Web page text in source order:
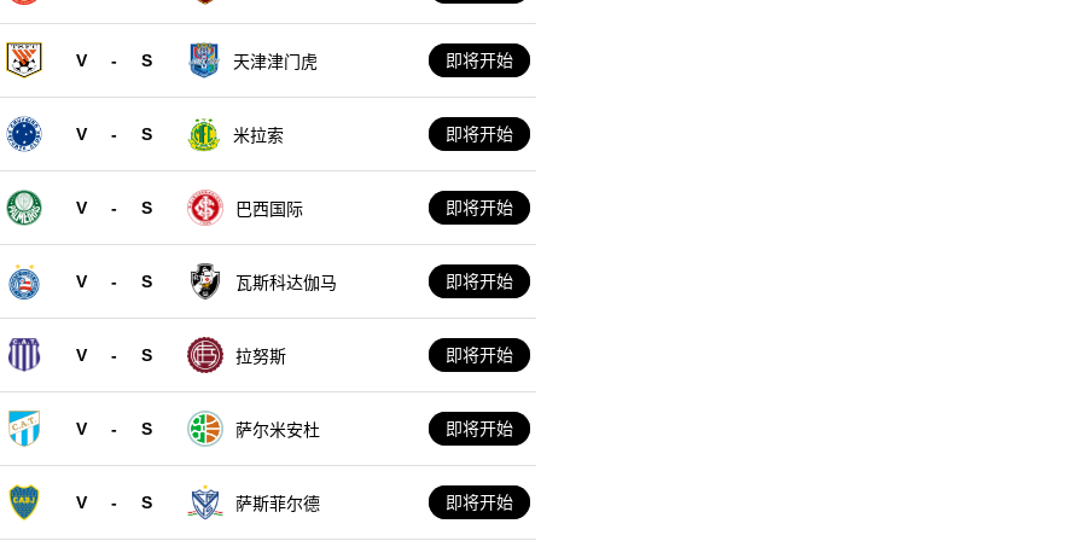
V - S 天津津门虎 即将开始
V - S 米拉索 即将开始
V - S 巴西国际 即将开始
V - S 瓦斯科达伽马 即将开始
V - S 拉努斯 即将开始
V - S 萨尔米安杜 即将开始
V - S 萨斯菲尔德 即将开始